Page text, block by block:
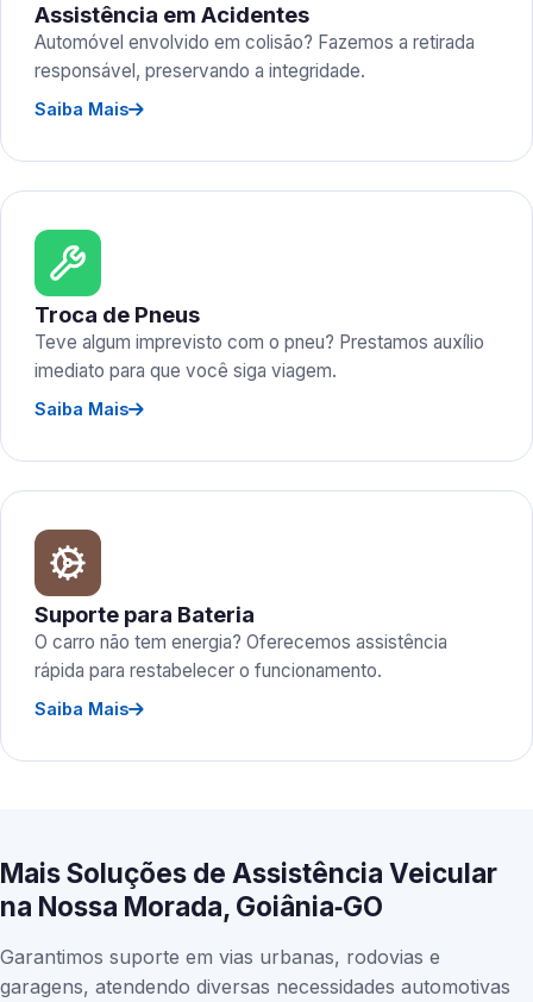
Assistência em Acidentes
Automóvel envolvido em colisão? Fazemos a retirada
responsável, preservando a integridade.
Saiba Mais
Troca de Pneus
Teve algum imprevisto com o pneu? Prestamos auxílio
imediato para que você siga viagem.
Saiba Mais
Suporte para Bateria
O carro não tem energia? Oferecemos assistência
rápida para restabelecer o funcionamento.
Saiba Mais
Mais Soluções de Assistência Veicular
na Nossa Morada, Goiânia‑GO
Garantimos suporte em vias urbanas, rodovias e
garagens, atendendo diversas necessidades automotivas